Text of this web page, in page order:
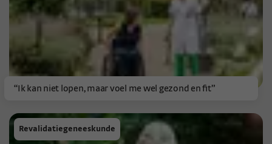
“Ik kan niet lopen, maar voel me wel gezond en fit”
Revalidatiegeneeskunde